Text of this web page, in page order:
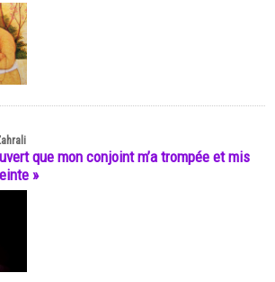
que mon conjoint m’a trompée et mis
»